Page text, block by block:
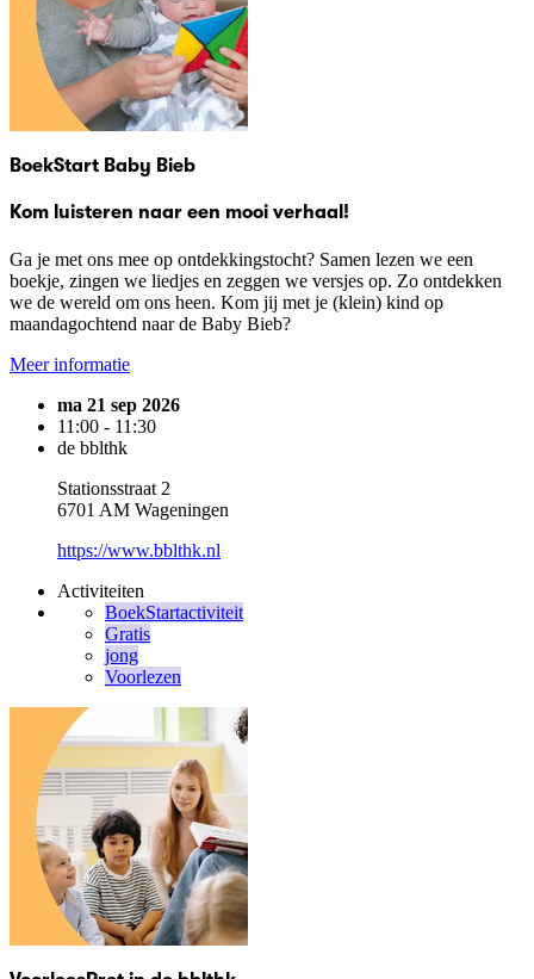
BoekStart Baby Bieb
Kom luisteren naar een mooi verhaal!
Ga je met ons mee op ontdekkingstocht? Samen lezen we een
boekje, zingen we liedjes en zeggen we versjes op. Zo ontdekken
we de wereld om ons heen. Kom jij met je (klein) kind op
maandagochtend naar de Baby Bieb?
Meer informatie
ma 21 sep 2026
11:00 - 11:30
de bblthk
Stationsstraat 2
6701 AM Wageningen
https://www.bblthk.nl
Activiteiten
BoekStartactiviteit
Gratis
jong
Voorlezen